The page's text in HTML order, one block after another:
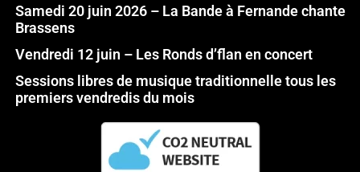
Samedi 20 juin 2026 – La Bande à Fernande chante
Brassens
Vendredi 12 juin – Les Ronds d’flan en concert
Sessions libres de musique traditionnelle tous les
premiers vendredis du mois